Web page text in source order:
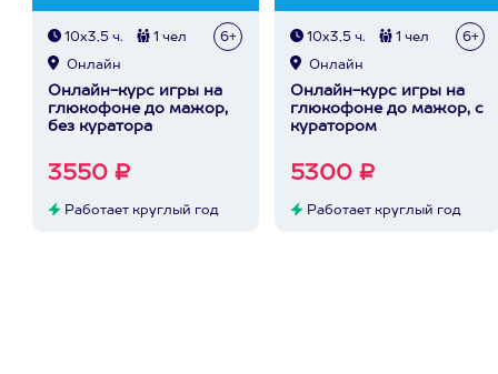
10х3,5 ч. 1 чел 6+
Онлайн
Онлайн-курс игры на
глюкофоне до мажор,
без куратора
3550 ₽
Работает круглый год
10х3,5 ч. 1 чел 6+
Онлайн
Онлайн-курс игры на
глюкофоне до мажор, с
куратором
5300 ₽
Работает круглый год